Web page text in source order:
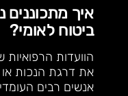
איך מתכוננים
ביטוח לאומי?
הוועדות הרפואיות
את דרגת הנכות
אנשים רבים